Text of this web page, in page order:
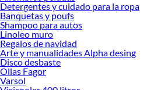
Detergentes y cuidado para la ropa
Banquetas y poufs
Shampoo para autos
Linoleo muro
Regalos de navidad
Arte y manualidades Alpha desing
Disco desbaste
Ollas Fagor
Varsol